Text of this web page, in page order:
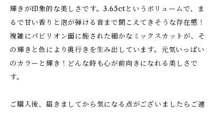
輝きが印象的な美しさです。3.65ctというボリュームで、ま
るで甘い香りと泡が弾ける音まで聞こえてきそうな存在感！
複雑にパビリオン面に施された細かなミックスカットが、そ
の輝きと色により奥行きを生み出しています。元気いっぱい
のカラーと輝き！どんな時も心が前向きになれる美しさで
す。
ご購入後、届きましてから気になる点がございましたらご連